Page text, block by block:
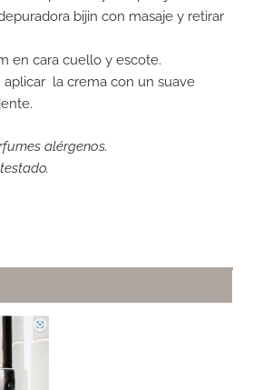
bijin con masaje y retirar
en cara cuello y escote.
aplicar la crema con un suave
alérgenos.